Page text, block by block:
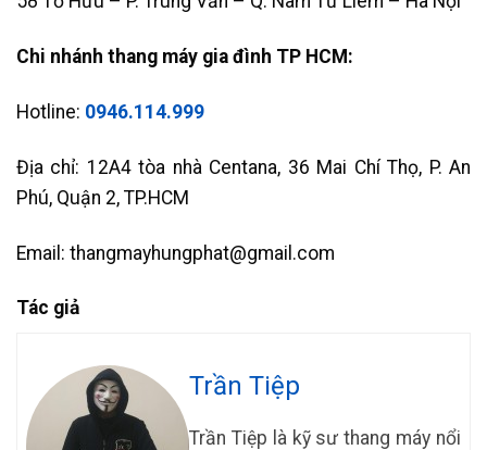
Chi nhánh thang máy gia đình TP HCM:
Hotline: 0946.114.999
Địa chỉ: 12A4 tòa nhà Centana, 36 Mai Chí Thọ, P. An
Phú, Quận 2, TP.HCM
Email: thangmayhungphat@gmail.com
Tác giả
Trần Tiệp
Trần Tiệp là kỹ sư thang máy nổi